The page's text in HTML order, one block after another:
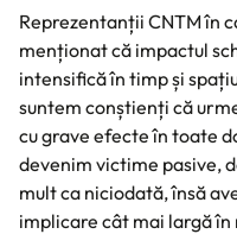
Reprezentanții CNTM în
menționat că impactul
intensifică în timp și
suntem conștienți că
cu grave efecte în toate
devenim victime pasive,
mult ca niciodată, însă
implicare cât mai largă